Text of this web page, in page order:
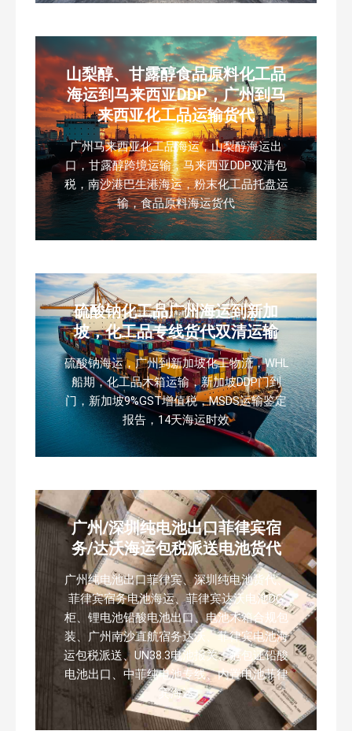
山梨醇、甘露醇食品原料化工品
海运到马来西亚DDP，广州到马
来西亚化工品运输货代
广州马来西亚化工品海运，山梨醇海运出
口，甘露醇跨境运输，马来西亚DDP双清包
税，南沙港巴生港海运，粉末化工品托盘运
输，食品原料海运货代
硫酸钠化工品广州海运到新加
坡，化工品专线货代双清运输
硫酸钠海运，广州到新加坡化工物流，WHL
船期，化工品木箱运输，新加坡DDP门到
门，新加坡9%GST增值税，MSDS运输鉴定
报告，14天海运时效
广州/深圳纯电池出口菲律宾宿
务/达沃海运包税派送电池货代
广州纯电池出口菲律宾、深圳纯电池货代、
菲律宾宿务电池海运、菲律宾达沃电池DG
柜、锂电池铅酸电池出口、电池木箱合规包
装、广州南沙直航宿务达沃、菲律宾电池海
运包税派送、UN38.3电池报关、危包证铅酸
电池出口、中菲纯电池专线、内置电池菲律
宾海运